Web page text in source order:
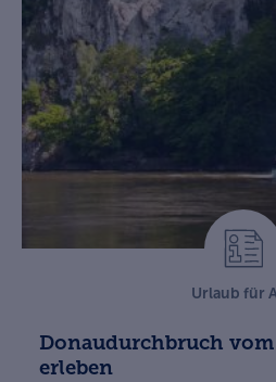
Urlaub für
Donaudurchbruch
erleben